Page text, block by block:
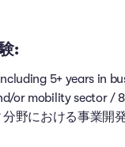
:
5+ years in
or mobility sector /
野における事業